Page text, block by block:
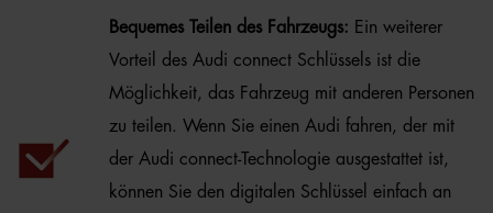
Bequemes Teilen des Fahrzeugs: Ein weiterer
Vorteil des Audi connect Schlüssels ist die
Möglichkeit, das Fahrzeug mit anderen Personen
zu teilen. Wenn Sie einen Audi fahren, der mit
der Audi connect-Technologie ausgestattet ist,
können Sie den digitalen Schlüssel einfach an